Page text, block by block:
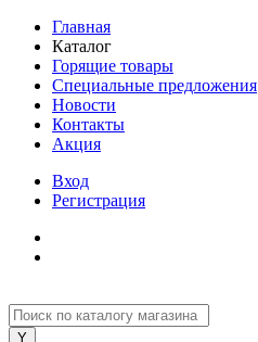
Главная
Каталог
Горящие товары
Специальные предложения
Новости
Контакты
Акция
Вход
Регистрация